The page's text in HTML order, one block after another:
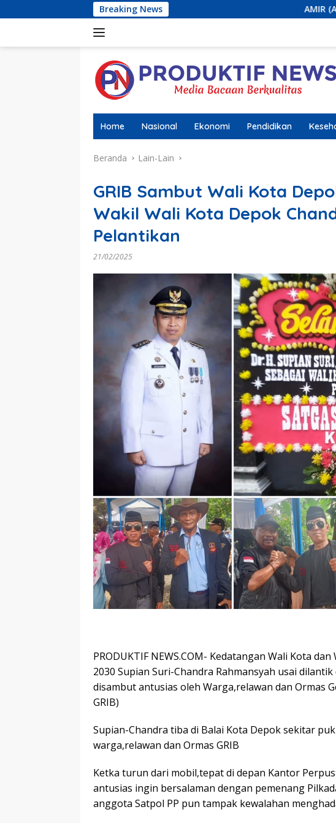
ke
Breaking News AMIR (Aliansi Masyarakat
Home Nasional Ekonomi Pendidikan
Beranda Lain-Lain
GRIB Sambut Wali Kota
Wakil Wali Kota Depok
Pelantikan
21/02/2025
PRODUKTIF NEWS.COM- Kedatangan Wali Kota
2030 Supian Suri-Chandra Rahmansyah usai
disambut antusias oleh Warga,relawan dan Ormas
GRIB)
Supian-Chandra tiba di Balai Kota Depok sekitar
warga,relawan dan Ormas GRIB
Ketka turun dari mobil,tepat di depan Kantor
antusias ingin bersalaman dengan pemenang
anggota Satpol PP pun tampak kewalahan